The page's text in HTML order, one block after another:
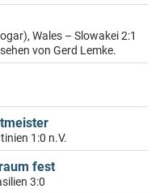
Wales – Slowakei 2:1
von Gerd Lemke.
1:0 n.V.
fest
3:0